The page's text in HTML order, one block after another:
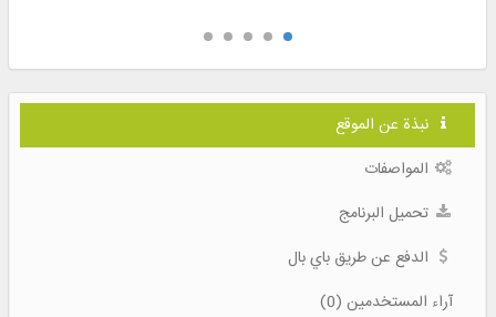
نبذة عن الموقع
المواصفات
تحميل البرنامج
الدفع عن طريق باي بال
آراء المستخدمين (0)